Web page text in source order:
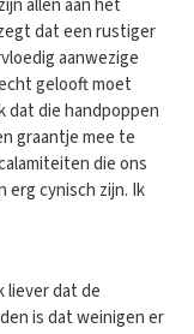
allen aan het
dat een rustiger
aanwezige
gelooft moet
dat die handpoppen
graantje mee te
die ons
cynisch zijn. Ik
liever dat de
is dat weinigen er